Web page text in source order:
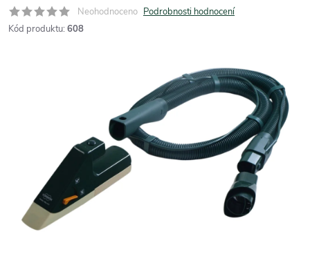
Neohodnoceno Podrobnosti hodnocení
Kód produktu: 608